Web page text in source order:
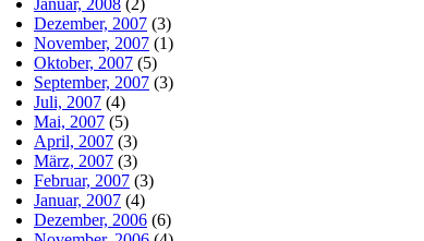
Dezember, 2007 (3)
November, 2007 (1)
Oktober, 2007 (5)
September, 2007 (3)
Juli, 2007 (4)
Mai, 2007 (5)
April, 2007 (3)
März, 2007 (3)
Februar, 2007 (3)
Januar, 2007 (4)
Dezember, 2006 (6)